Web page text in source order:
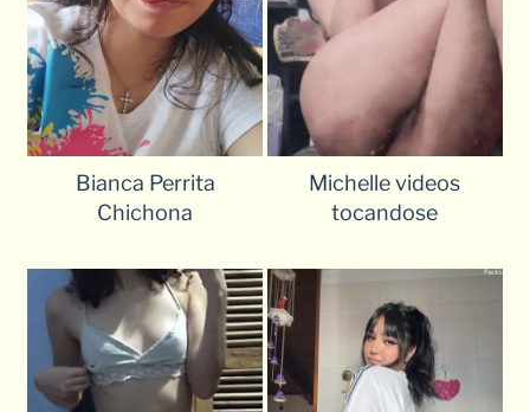
Bianca Perrita
Chichona
Michelle videos
tocandose